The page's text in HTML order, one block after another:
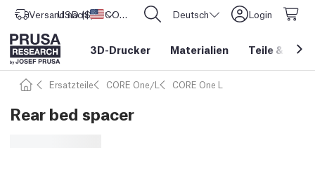
Versand nach Vereinigte Staaten
USD ($) CORE One L: Jetzt auf Lager! Deutsch Login
3D-Drucker Materialien Teile &
Ersatzteile CORE One/L CORE One L
Rear bed spacer